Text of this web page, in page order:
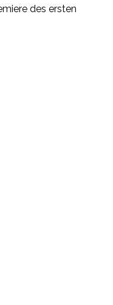
des ersten